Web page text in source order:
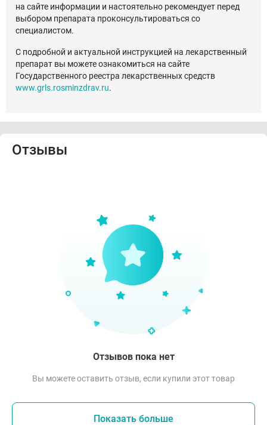
на сайте информации и настоятельно рекомендует перед
выбором препарата проконсультироваться со
специалистом.
С подробной и актуальной инструкцией на лекарственный
препарат вы можете ознакомиться на сайте
Государственного реестра лекарственных средств
www.grls.rosminzdrav.ru.
Отзывы
Отзывов пока нет
Вы можете оставить отзыв, если купили этот товар
Показать больше